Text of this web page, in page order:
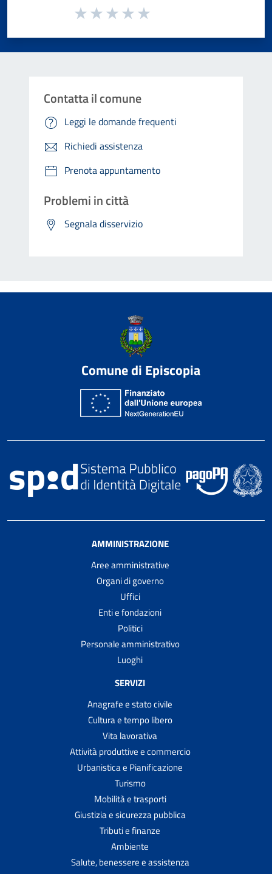
Valuta da 1 a 5 stelle la pagina
Contatta il comune
Leggi le domande frequenti
Richiedi assistenza
Prenota appuntamento
Problemi in città
Segnala disservizio
Comune di Episcopia
AMMINISTRAZIONE
Aree amministrative
Organi di governo
Uffici
Enti e fondazioni
Politici
Personale amministrativo
Luoghi
SERVIZI
Anagrafe e stato civile
Cultura e tempo libero
Vita lavorativa
Attività produttive e commercio
Urbanistica e Pianificazione
Turismo
Mobilità e trasporti
Giustizia e sicurezza pubblica
Tributi e finanze
Ambiente
Salute, benessere e assistenza